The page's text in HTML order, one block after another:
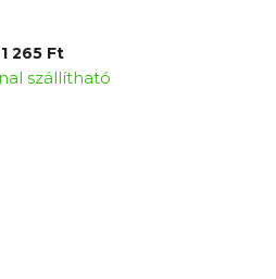
1 265 Ft
szállítható